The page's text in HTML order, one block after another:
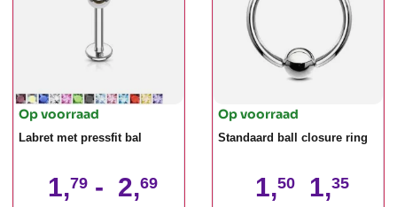
Op voorraad
Labret met pressfit bal
1,79 - 2,69
Op voorraad
Standaard ball closure ring
1,50 1,35